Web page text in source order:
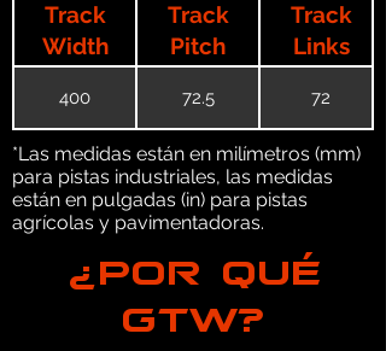
Track
Width
Track
Pitch
Track
Links
400 72.5 72
*Las medidas están en milímetros (mm)
para pistas industriales, las medidas
están en pulgadas (in) para pistas
agrícolas y pavimentadoras.
¿POR QUÉ
GTW?